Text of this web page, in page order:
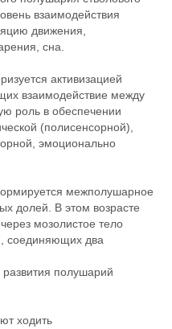
взаимодействия
движения,
сна.
активизацией
взаимодействие между
роль в обеспечении
(полисенсорной),
эмоционально
межполушарное
долей. В этом возрасте
мозолистое тело
соединяющих два
полушарий
ходить